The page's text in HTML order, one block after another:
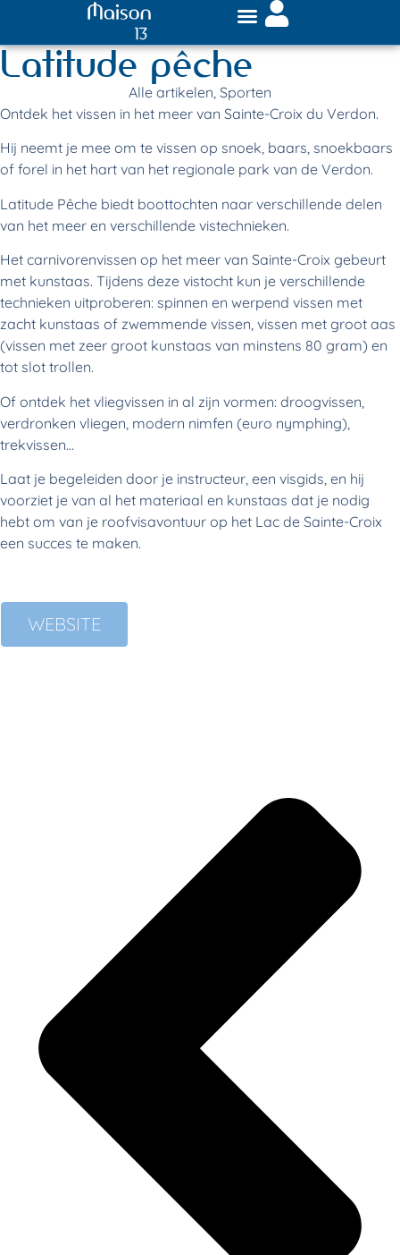
Latitude pêche
Alle artikelen, Sporten
Ontdek het vissen in het meer van Sainte-Croix du Verdon.
Hij neemt je mee om te vissen op snoek, baars, snoekbaars
of forel in het hart van het regionale park van de Verdon.
Latitude Pêche biedt boottochten naar verschillende delen
van het meer en verschillende vistechnieken.
Het carnivorenvissen op het meer van Sainte-Croix gebeurt
met kunstaas. Tijdens deze vistocht kun je verschillende
technieken uitproberen: spinnen en werpend vissen met
zacht kunstaas of zwemmende vissen, vissen met groot aas
(vissen met zeer groot kunstaas van minstens 80 gram) en
tot slot trollen.
Of ontdek het vliegvissen in al zijn vormen: droogvissen,
verdronken vliegen, modern nimfen (euro nymphing),
trekvissen…
Laat je begeleiden door je instructeur, een visgids, en hij
voorziet je van al het materiaal en kunstaas dat je nodig
hebt om van je roofvisavontuur op het Lac de Sainte-Croix
een succes te maken.
WEBSITE